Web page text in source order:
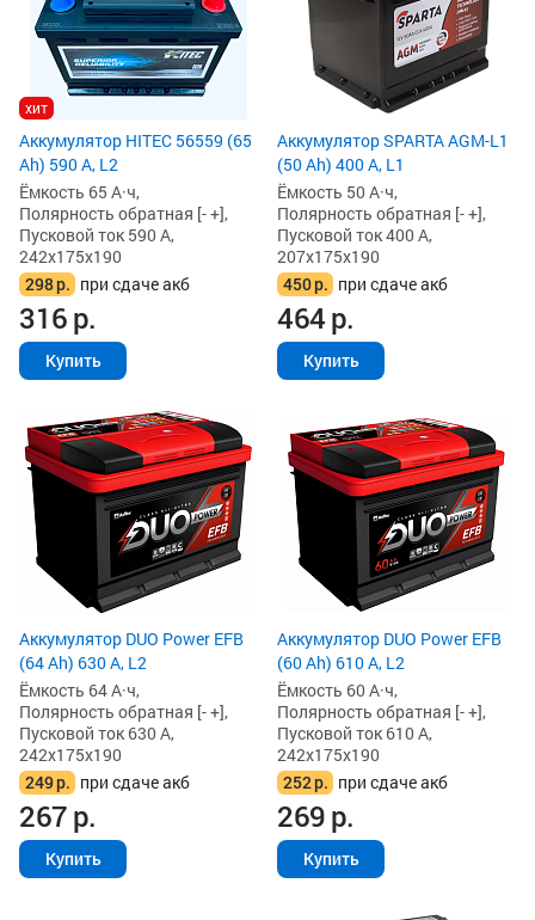
хит
Аккумулятор HITEC 56559 (65
Ah) 590 А, L2
Ёмкость 65 А·ч,
Полярность обратная [- +],
Пусковой ток 590 А,
242x175x190
298р. при сдаче акб
316р.
Купить
Аккумулятор SPARTA AGM-L1
(50 Ah) 400 А, L1
Ёмкость 50 А·ч,
Полярность обратная [- +],
Пусковой ток 400 А,
207x175x190
450р. при сдаче акб
464р.
Купить
Аккумулятор DUO Power EFB
(64 Ah) 630 А, L2
Ёмкость 64 А·ч,
Полярность обратная [- +],
Пусковой ток 630 А,
242x175x190
249р. при сдаче акб
267р.
Купить
Аккумулятор DUO Power EFB
(60 Ah) 610 А, L2
Ёмкость 60 А·ч,
Полярность обратная [- +],
Пусковой ток 610 А,
242x175x190
252р. при сдаче акб
269р.
Купить